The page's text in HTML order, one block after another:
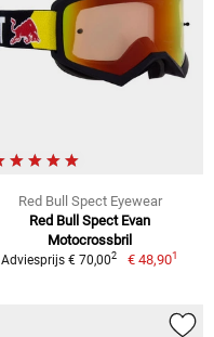
Red Bull Spect Eyewear
Red Bull Spect Evan
Motocrossbril
Adviesprijs € 70,002 € 48,901